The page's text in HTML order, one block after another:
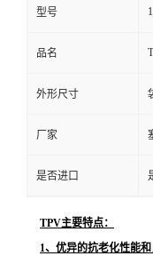
型号
品名
外形尺寸
厂家
是否进口
TPV主要特点：
1、优异的抗老化性能